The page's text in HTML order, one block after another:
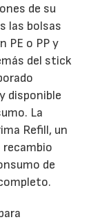
de su
las bolsas
PE o PP y
del stick
disponible
La
Refill, un
de